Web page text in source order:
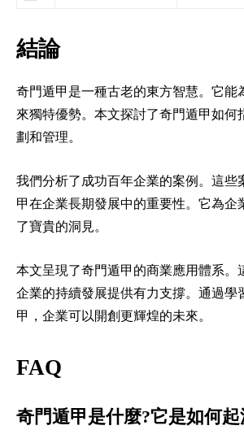
結論
奇門遁甲是一種古老的東方智慧。它能
來獨特優勢。本文探討了奇門遁甲如何
劃和管理。
我們分析了成功百年企業的案例。這些
甲在企業長期發展中的重要性。它為企
了寶貴的洞見。
本文呈現了奇門遁甲的商業應用體系。
企業的持續發展提供有力支撐。通過學
甲，企業可以開創更輝煌的未來。
FAQ
奇門遁甲是什麼?它是如何